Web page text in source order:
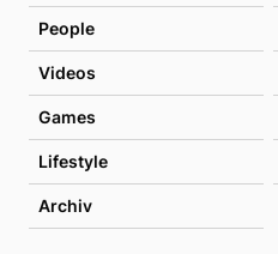
People
Videos
Games
Lifestyle
Archiv